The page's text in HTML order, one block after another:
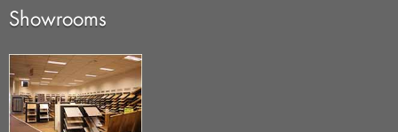
Showrooms